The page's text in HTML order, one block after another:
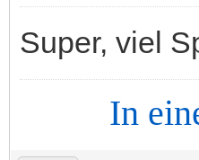
Super, viel
In einem